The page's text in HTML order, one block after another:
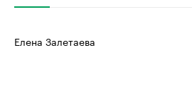
Елена Залетаева